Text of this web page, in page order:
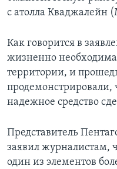
с атолла Кваджалейн
Как говорится в
жизненно
территории, и
продемонстрировали,
надежное средство
Представитель
заявил журналистам,
один из элементов